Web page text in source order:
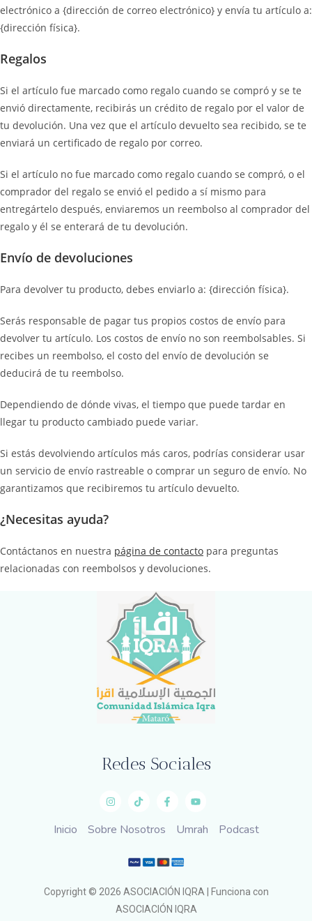
electrónico a {dirección de correo electrónico} y envía tu artículo a:
{dirección física}.
Regalos
Si el artículo fue marcado como regalo cuando se compró y se te
envió directamente, recibirás un crédito de regalo por el valor de
tu devolución. Una vez que el artículo devuelto sea recibido, se te
enviará un certificado de regalo por correo.
Si el artículo no fue marcado como regalo cuando se compró, o el
comprador del regalo se envió el pedido a sí mismo para
entregártelo después, enviaremos un reembolso al comprador del
regalo y él se enterará de tu devolución.
Envío de devoluciones
Para devolver tu producto, debes enviarlo a: {dirección física}.
Serás responsable de pagar tus propios costos de envío para
devolver tu artículo. Los costos de envío no son reembolsables. Si
recibes un reembolso, el costo del envío de devolución se
deducirá de tu reembolso.
Dependiendo de dónde vivas, el tiempo que puede tardar en
llegar tu producto cambiado puede variar.
Si estás devolviendo artículos más caros, podrías considerar usar
un servicio de envío rastreable o comprar un seguro de envío. No
garantizamos que recibiremos tu artículo devuelto.
¿Necesitas ayuda?
Contáctanos en nuestra página de contacto para preguntas
relacionadas con reembolsos y devoluciones.
Redes Sociales
Inicio Sobre Nosotros Umrah Podcast
Copyright © 2026 ASOCIACIÓN IQRA | Funciona con
ASOCIACIÓN IQRA